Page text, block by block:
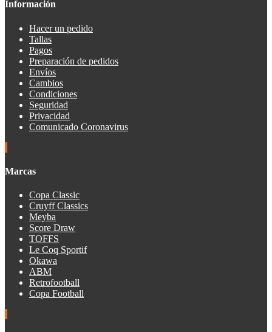
Información
Hacer un pedido
Tallas
Pagos
Preparación de pedidos
Envíos
Cambios
Condiciones
Seguridad
Privacidad
Comunicado Coronavirus
Marcas
Copa Classic
Cruyff Classics
Meyba
Score Draw
TOFFS
Le Coq Sportif
Okawa
ABM
Retrofootball
Copa Football